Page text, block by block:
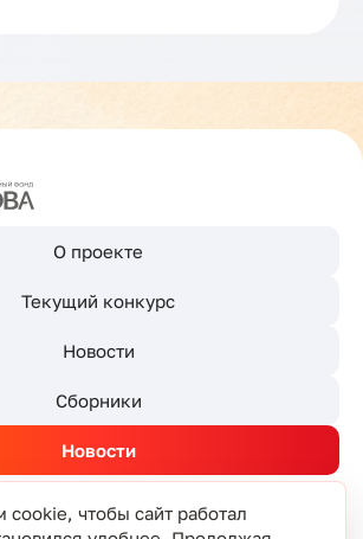
О проекте
Текущий конкурс
Новости
Сборники
Новости
чтобы сайт работал